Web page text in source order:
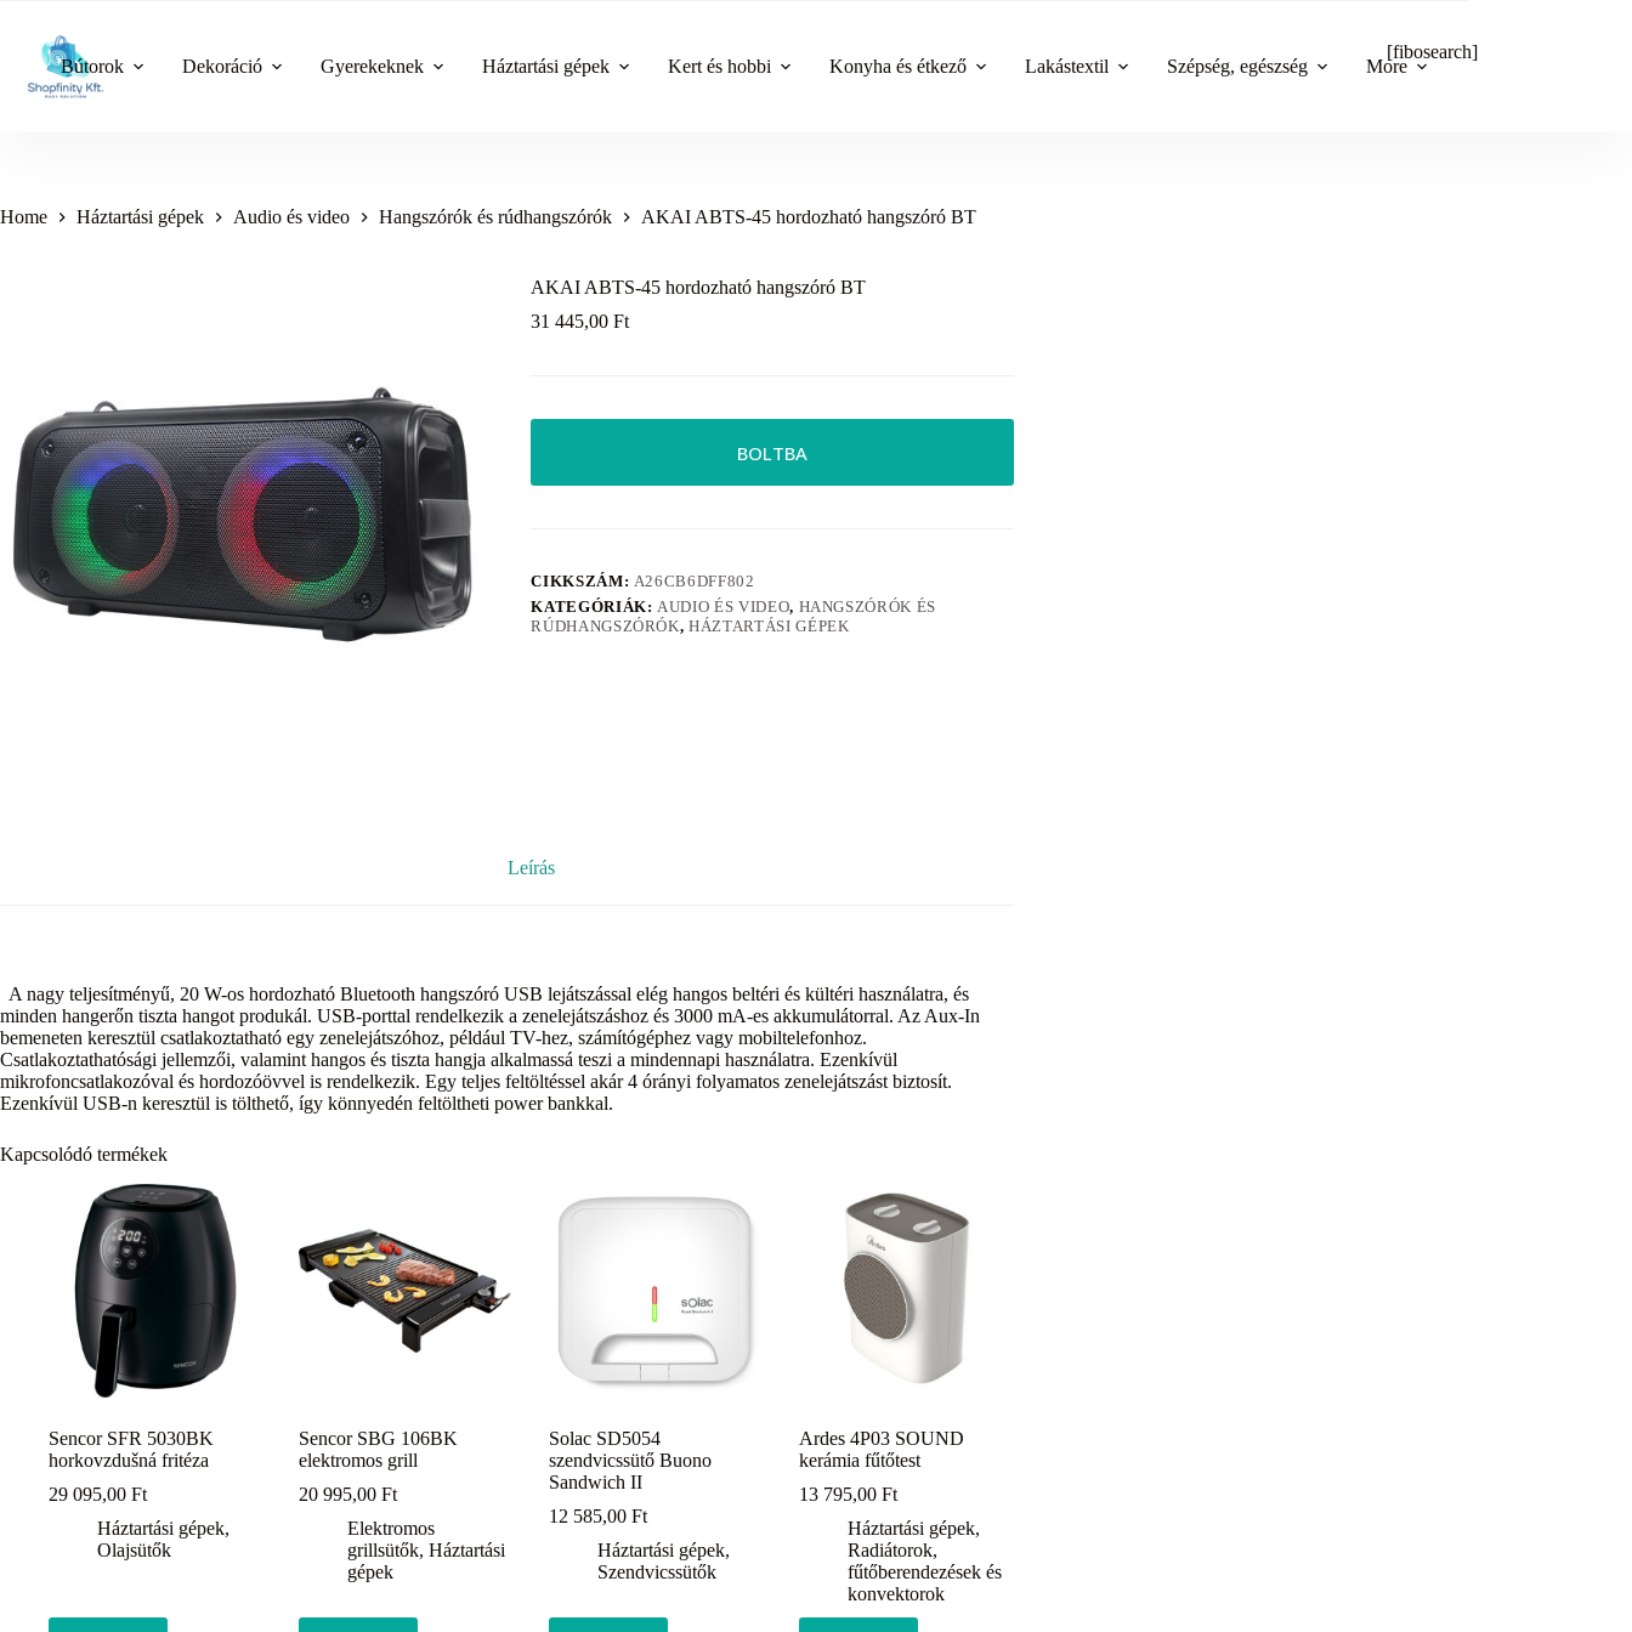
content
Bútorok Dekoráció Gyerekeknek Háztartási gépek Kert és hobbi Konyha és étkező Lakástextil Szépség, egészség More
[fibosearch]
Home Háztartási gépek Audio és video Hangszórók és rúdhangszórók AKAI ABTS-45 hordozható hangszóró BT
AKAI ABTS-45 hordozható hangszóró BT
31 445,00Ft
BOLTBA
CIKKSZÁM: A26CB6DFF802
KATEGÓRIÁK:AUDIO ÉS VIDEO, HANGSZÓRÓK ÉS
RÚDHANGSZÓRÓK,HÁZTARTÁSI GÉPEK
Leírás
A nagy teljesítményű, 20 W-os hordozható Bluetooth hangszóró USB lejátszással elég hangos beltéri és kültéri használatra, és
minden hangerőn tiszta hangot produkál. USB-porttal rendelkezik a zenelejátszáshoz és 3000 mA-es akkumulátorral. Az Aux-In
bemeneten keresztül csatlakoztatható egy zenelejátszóhoz, például TV-hez, számítógéphez vagy mobiltelefonhoz.
Csatlakoztathatósági jellemzői, valamint hangos és tiszta hangja alkalmassá teszi a mindennapi használatra. Ezenkívül
mikrofoncsatlakozóval és hordozóövvel is rendelkezik. Egy teljes feltöltéssel akár 4 órányi folyamatos zenelejátszást biztosít.
Ezenkívül USB-n keresztül is tölthető, így könnyedén feltöltheti power bankkal.
Kapcsolódó termékek
Sencor SFR 5030BK
horkovzdušná fritéza
29 095,00 Ft
Háztartási gépek,
Olajsütők
Sencor SBG 106BK
elektromos grill
20 995,00Ft
Elektromos
grillsütők,Háztartási
gépek
Solac SD5054
szendvicssütő Buono
Sandwich II
12 585,00Ft
Háztartási gépek,
Szendvicssütők
Ardes 4P03 SOUND
kerámia fűtőtest
13 795,00Ft
Háztartási gépek,
Radiátorok,
fűtőberendezések és
konvektorok